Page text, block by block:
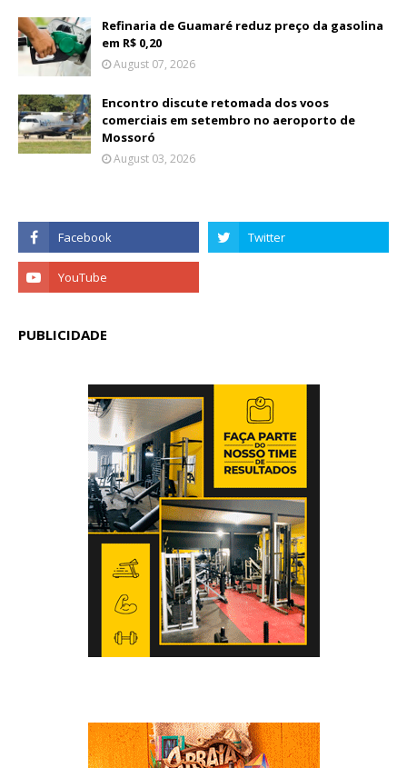
Refinaria de Guamaré reduz preço da gasolina
em R$ 0,20
August 07, 2026
Encontro discute retomada dos voos
comerciais em setembro no aeroporto de
Mossoró
August 03, 2026
PUBLICIDADE